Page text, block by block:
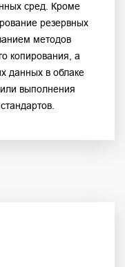
сред. Кроме
резервных
методов
копирования, а
данных в облаке
выполнения